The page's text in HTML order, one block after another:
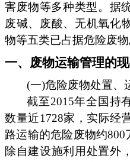
害废物等多种类型。据
废碱、废酸、无机氧化
物等五类已占据危险废物
一、废物运输管理的
(一)危险废物处置、
截至2015年全国持
数量近1728家，实际经
路运输的危险废物约800
除自建设施利用处置外